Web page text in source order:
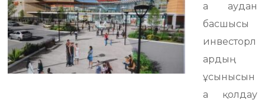
а аудан
басшысы
инвесторл
ардың
ұсынысын
а қолдау